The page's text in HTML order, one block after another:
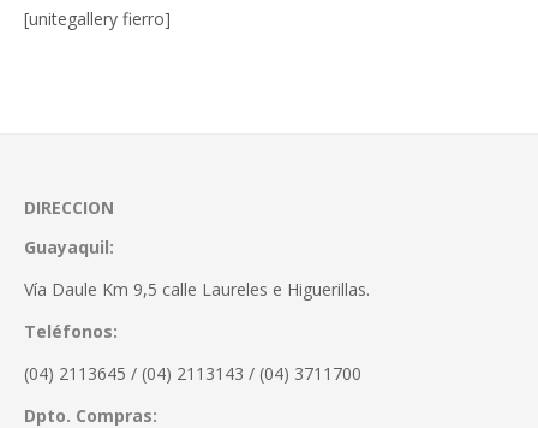
[unitegallery fierro]
DIRECCION
Guayaquil:
Vía Daule Km 9,5 calle Laureles e Higuerillas.
Teléfonos:
(04) 2113645 / (04) 2113143 / (04) 3711700
Dpto. Compras: